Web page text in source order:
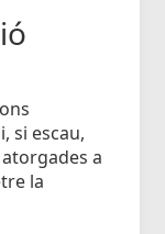
si escau,
a
la